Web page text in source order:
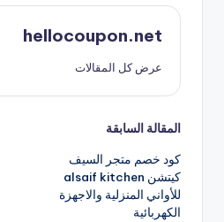
hellocoupon.net
عرض كل المقالات
تصفّح
المقالات
المقالة السابقة
كود خصم متجر السيف
كيتشن alsaif kitchen
للأواني المنزلية والاجهزة
الكهربائية